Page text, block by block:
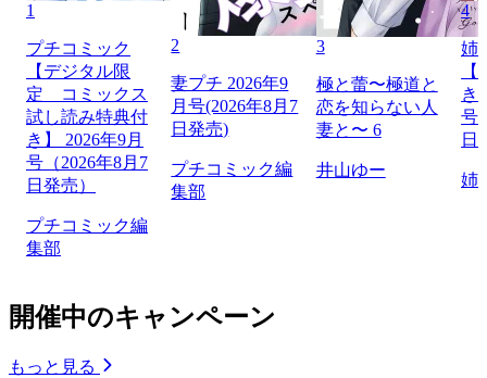
1
プチコミック
【デジタル限
定 コミックス
試し読み特典付
き】 2026年9月
号（2026年8月7
日発売）
プチコミック編
集部
2
妻プチ 2026年9
月号(2026年8月7
日発売)
プチコミック編
集部
3
極と蕾〜極道と
恋を知らない人
妻と〜 6
井山ゆー
4
姉
き
号
日
姉
開催中のキャンペーン
もっと見る